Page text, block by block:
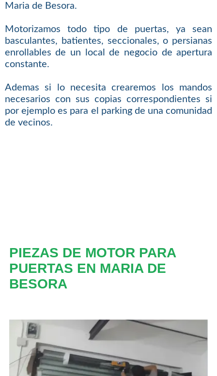
Maria de Besora.
Motorizamos todo tipo de puertas, ya sean
basculantes, batientes, seccionales, o persianas
enrollables de un local de negocio de apertura
constante.
Ademas si lo necesita crearemos los mandos
necesarios con sus copias correspondientes si
por ejemplo es para el parking de una comunidad
de vecinos.
PIEZAS DE MOTOR PARA
PUERTAS EN MARIA DE
BESORA